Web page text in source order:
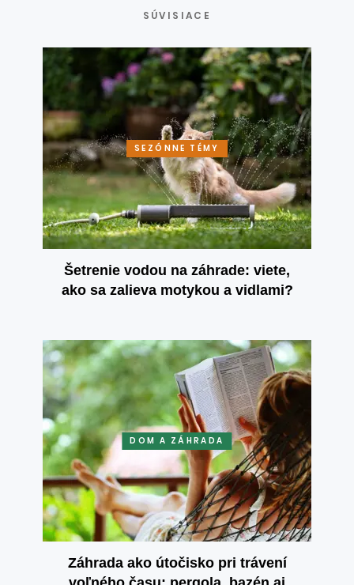
SÚVISIACE
SEZÓNNE TÉMY
Šetrenie vodou na záhrade: viete,
ako sa zalieva motykou a vidlami?
DOM A ZÁHRADA
Záhrada ako útočisko pri trávení